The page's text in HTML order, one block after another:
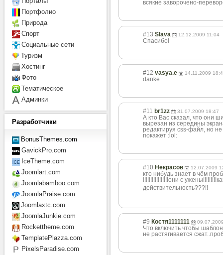
всякие заворочено-
#13 Slava 12.12.2009 11:04
Спасибо!
#12 vasya.e 14.11.2009
danke
#11 br1zz 31.07.2009 18:47
А кто Вас сказал, что они
вырезан из середины
редактируя css-файл, но не
покажет :lol:
#10 Некрасов 12.07.2009
кто нибудь знает в чём
!!!!!!!!!!!!!!!!!они с ужены!!!!!!!!!к
действительность???!!
#9 Костя1111111
Что включить чтобы
не растягивается
Портфолио
Природа
Спорт
Социальные сети
Туризм
Хостинг
Фото
Тематическое
Админки
Разработчики
BonusThemes.com
GavickPro.com
IceTheme.com
Joomlart.com
Joomlabamboo.com
JoomlaPraise.com
Joomlaxtc.com
JoomlaJunkie.com
Rockettheme.com
TemplatePlazza.com
PixelsParadise.com